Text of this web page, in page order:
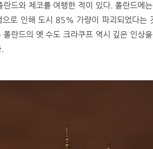
드와 체코를 여행한 적이 있다.폴란드에
로 인해 도시 85% 가량이 파괴되었다는
란드의 옛 수도 크라쿠프 역시 깊은 인상